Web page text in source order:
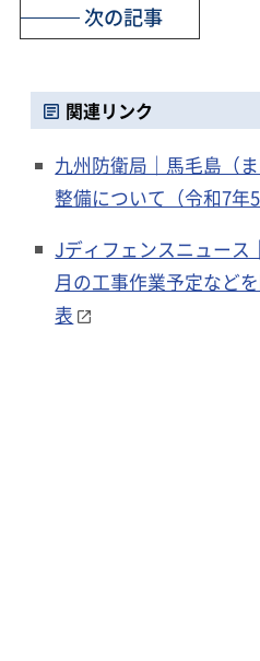
次の記事
関連リンク
九州防衛局｜馬毛島（
整備について（令和7年5
Jディフェンスニュース
月の工事作業予定など
表